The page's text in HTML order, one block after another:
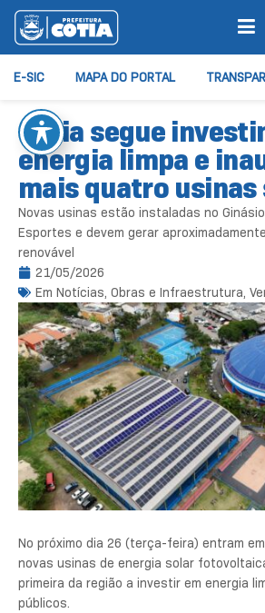
E-SIC MAPA DO PORTAL
Cotia segue
energia limpa e
mais quatro usinas
Novas usinas estão instaladas no
Esportes e devem gerar
renovável
21/05/2026
Em Notícias, Obras e Infraestrutura,
No próximo dia 26 (terça-feira) entram
novas usinas de energia solar
primeira da região a investir em energia
públicos.